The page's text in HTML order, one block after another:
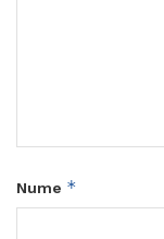
Nume *